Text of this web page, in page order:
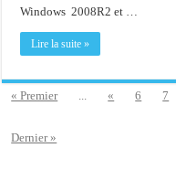
Windows 2008R2 et …
Lire la suite »
« Premier « 6 7
Dernier »